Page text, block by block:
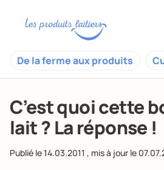
De la ferme aux produits
C’est quoi cette
lait ? La réponse !
Publié le14.03.2011 , mis à jour le